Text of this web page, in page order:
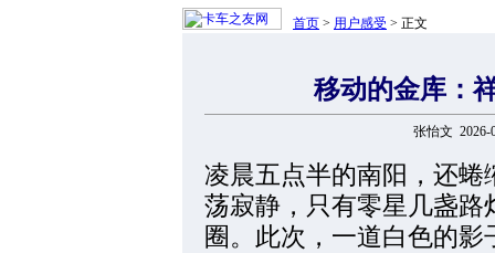
首页 > 用户感受 > 正文
移动的金库：
张怡文 2026-
凌晨五点半的南阳，还
荡寂静，只有零星几盏
圈。此次，一道白色的